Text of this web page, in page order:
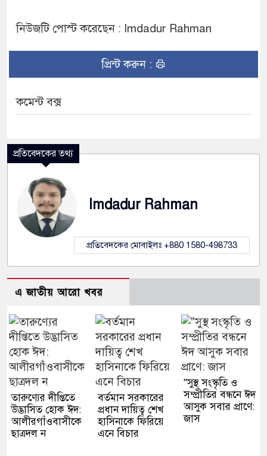
নিউজটি পোস্ট করেছেন : Imdadur Rahman
প্রিন্ট করুন :
কমেন্ট বক্স
প্রতিবেদকের তথ্য
Imdadur Rahman
প্রতিবেদকের মোবাইলঃ +880 1580-498733
এ জাতীয় আরো খবর
তারুণ্যের দীপ্তিতে
উদ্ভাসিত হোক ঈদ:
আলীরগাঁওবাসীকে
ছাত্রদল ন
বর্তমান সরকারের
প্রধান দায়িত্ব শেখ
হাসিনাকে ফিরিয়ে
এনে বিচার
"সুস্থ সংস্কৃতি ও
সম্প্রীতির বন্ধনে ঈদ
আসুক সবার প্রাণে:
জাস